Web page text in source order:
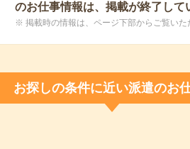
のお仕事情報は、掲載が終了して
※ 掲載時の情報は、ページ下部からご覧いた
お探しの条件に近い派遣のお